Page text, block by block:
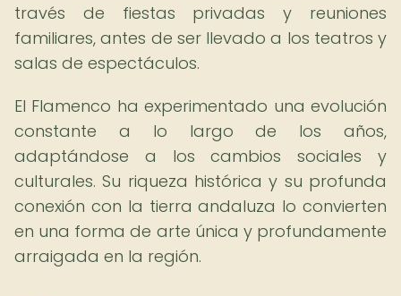
través de fiestas privadas y reuniones
familiares, antes de ser llevado a los teatros y
salas de espectáculos.
El Flamenco ha experimentado una evolución
constante a lo largo de los años,
adaptándose a los cambios sociales y
culturales. Su riqueza histórica y su profunda
conexión con la tierra andaluza lo convierten
en una forma de arte única y profundamente
arraigada en la región.